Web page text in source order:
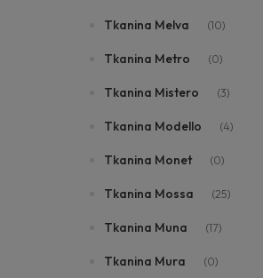
Tkanina Melva (10)
Tkanina Metro (0)
Tkanina Mistero (3)
Tkanina Modello (4)
Tkanina Monet (0)
Tkanina Mossa (25)
Tkanina Muna (17)
Tkanina Mura (0)